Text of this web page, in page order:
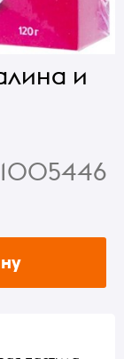
и
1005446